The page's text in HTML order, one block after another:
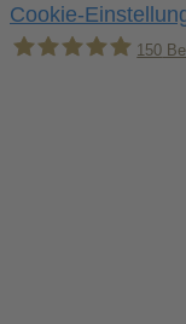
Cookie-
150